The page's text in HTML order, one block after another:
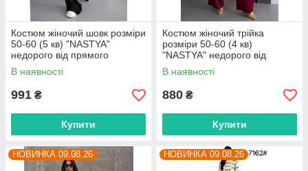
Костюм жіночий шовк розміри
50-60 (5 кв) "NASTYA"
недорого від прямого
постачальника
В наявності
991 ₴
Купити
Костюм жіночий трійка
розміри 50-60 (4 кв)
"NASTYA" недорого від
прямого постачальника
В наявності
880 ₴
Купити
НОВИНКА 09.08.26 НОВИНКА 09.08.26